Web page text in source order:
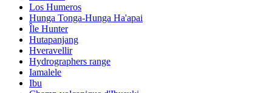
Los Humeros
Hunga Tonga-Hunga Ha'apai
Île Hunter
Hutapanjang
Hveravellir
Hydrographers range
Iamalele
Ibu